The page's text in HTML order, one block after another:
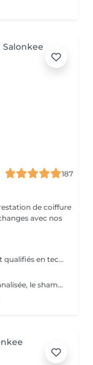
187
avec nos
Forfait EXPERTISE, nos coiffeurs hautement qualifiés en technique anglo-saxonne, en formation continu et diplômés d’une académie anglaise à Paris. Vous offre une séance d’une heure avec votre coach en suivi beauté. Ce pack inclus : 1 h de prestation Un diagnostique personnalisé Shampoing spécifique Haircare Conditioner spécifique Produit de coiffage Coupe Styling Produit de finition
Le pack comprend une consultation personnalisée, le shampooing et le conditionneur spécifiques REDKEN , la coupe IGORANCE (finitions sur cheveux secs) , le séchage et les produits de styling REDKEN * Tarifs à titre indicatifs à confirmer après la consultation personnalisée établit auprès de votre coiffeur/stylist/spécialiste * La direction se réserve le droit d’apporter des modifications pour le bon fonctionnement du salon